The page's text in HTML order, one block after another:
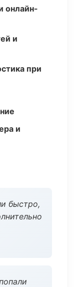
онлайн-
и
при
и
быстро,